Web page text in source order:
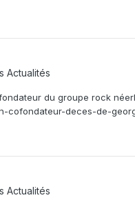
Actualités
du groupe rock
deces-de-
Actualités